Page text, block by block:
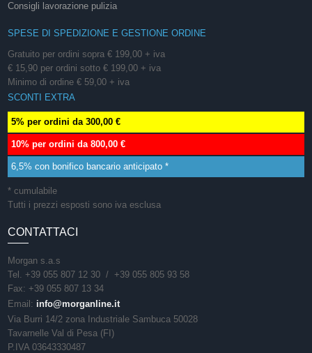
Consigli lavorazione pulizia
SPESE DI SPEDIZIONE E GESTIONE ORDINE
Gratuito per ordini sopra € 199,00 + iva
€ 15,90 per ordini sotto € 199,00 + iva
Minimo di ordine € 59,00 + iva
SCONTI EXTRA
5% per ordini da 300,00 €
10% per ordini da 800,00 €
6,5% con bonifico bancario anticipato *
* cumulabile
Tutti i prezzi esposti sono iva esclusa
CONTATTACI
Morgan s.a.s
Tel. +39 055 807 12 30 / +39 055 805 93 58
Fax: +39 055 807 13 34
Email: info@morganline.it
Via Burri 14/2 zona Industriale Sambuca 50028
Tavarnelle Val di Pesa (FI)
P.IVA 03643330487